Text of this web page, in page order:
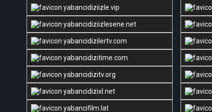
yabancidiziizle.vip
yabancidiziizlesene.net
yabancidizilertv.com
yabancidizitime.com
yabancidizitv.org
yabancidizixl.net
yabancifilm.lat